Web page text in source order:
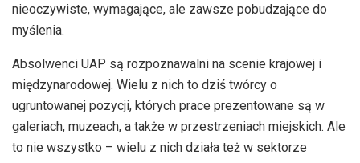
nieoczywiste, wymagające, ale zawsze pobudzające do
myślenia.
Absolwenci UAP są rozpoznawalni na scenie krajowej i
międzynarodowej. Wielu z nich to dziś twórcy o
ugruntowanej pozycji, których prace prezentowane są w
galeriach, muzeach, a także w przestrzeniach miejskich. Ale
to nie wszystko – wielu z nich działa też w sektorze